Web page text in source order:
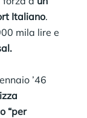
Italiano.
mila lire e
’46
“per